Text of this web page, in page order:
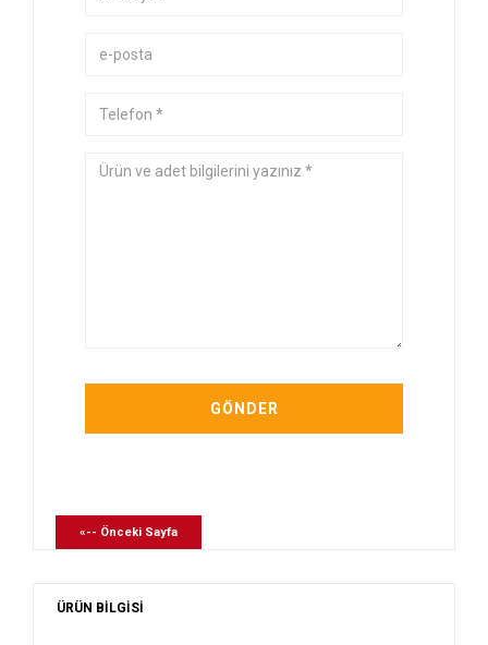
«-- Önceki Sayfa
ÜRÜN BİLGİSİ